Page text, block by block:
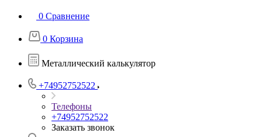
0 Сравнение
0 Корзина
Металлический калькулятор
+74952752522
Телефоны
+74952752522
Заказать звонок